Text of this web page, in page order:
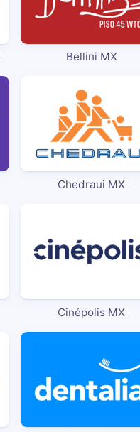
Bellini MX
Chedraui MX
Cinépolis MX